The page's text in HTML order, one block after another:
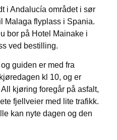
i Andalucía området i sør
Malaga flyplass i Spania.
bor på Hotel Mainake i
ved bestilling.
guiden er med fra
kl 10, og er
kjøring foregår på asfalt,
fjellveier med lite trafikk.
kan nyte dagen og den